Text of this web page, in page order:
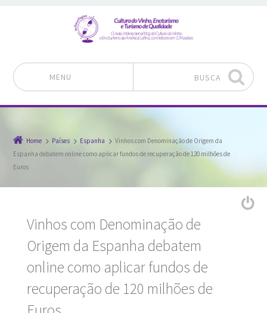
MENU BUSCA
Home Países Espanha
Vinhos com Denominação de Origem da
Espanha debatem online como aplicar fundos de recuperação de 120 milhões de
Euros
Vinhos com Denominação de
Origem da Espanha debatem
online como aplicar fundos de
recuperação de 120 milhões de